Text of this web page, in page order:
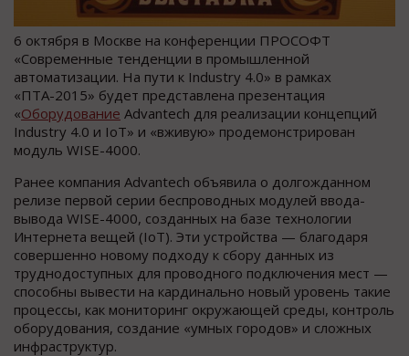
6 октября в Москве на конференции ПРОСОФТ
«Современные тенденции в промышленной
автоматизации. На пути к Industry 4.0» в рамках
«ПТА-2015» будет представлена презентация
«Оборудование Advantech для реализации концепций
Industry 4.0 и IoT» и «вживую» продемонстрирован
модуль WISE-4000.
Ранее компания Advantech объявила о долгожданном
релизе первой серии беспроводных модулей ввода-
вывода WISE-4000, созданных на базе технологии
Интернета вещей (IoT). Эти устройства — благодаря
совершенно новому подходу к сбору данных из
труднодоступных для проводного подключения мест —
способны вывести на кардинально новый уровень такие
процессы, как мониторинг окружающей среды, контроль
оборудования, создание «умных городов» и сложных
инфраструктур.